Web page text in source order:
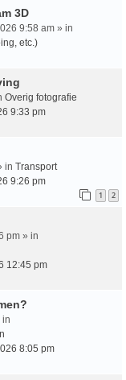
3D
9:58 am » in
etc.)
Overig fotografie
9:33 pm
in Transport
9:26 pm
1 2
pm » in
12:45 pm
in
8:05 pm